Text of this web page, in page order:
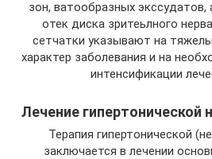
зон, ватообразных
отек диска зритеьлного
сетчатки указывают на
характер заболевания и на
интенсификации
Лечение гипертонической
Терапия гипертонической
заключается в лечении